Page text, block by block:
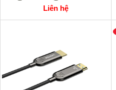
cao cấp
Liên hệ